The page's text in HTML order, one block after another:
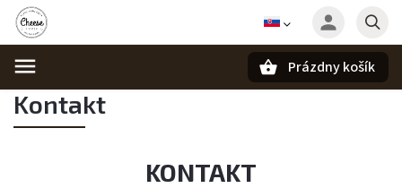
Hľadať
Prázdny košík
Kontakt
KONTAKT